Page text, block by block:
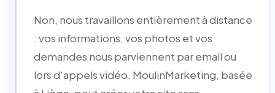
Non, nous travaillons entièrement à distance
: vos informations, vos photos et vos
demandes nous parviennent par email ou
lors d'appels vidéo. MoulinMarketing, basée